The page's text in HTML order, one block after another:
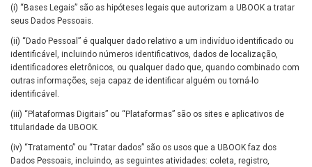
(i) “Bases Legais” são as hipóteses legais que autorizam a UBOOK a tratar
seus Dados Pessoais.
(ii) “Dado Pessoal” é qualquer dado relativo a um indivíduo identificado ou
identificável, incluindo números identificativos, dados de localização,
identificadores eletrônicos, ou qualquer dado que, quando combinado com
outras informações, seja capaz de identificar alguém ou torná-lo
identificável.
(iii) “Plataformas Digitais” ou “Plataformas” são os sites e aplicativos de
titularidade da UBOOK.
(iv) “Tratamento” ou “Tratar dados” são os usos que a UBOOK faz dos
Dados Pessoais, incluindo, as seguintes atividades: coleta, registro,